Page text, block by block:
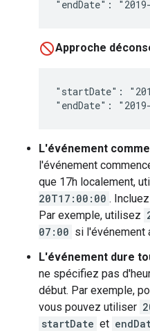
"endDate":
Approche
"startDate":
"endDate":
L'événement
l'événement
que 17h localement,
20T17:00:00 .
Par exemple, utilisez
07:00 si l'événement
L'événement dure
ne spécifiez pas
début. Par exemple,
vous pouvez utiliser
startDate et